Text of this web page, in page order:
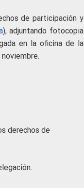
de participación y
), adjuntando fotocopia
en la oficina de la
derechos de